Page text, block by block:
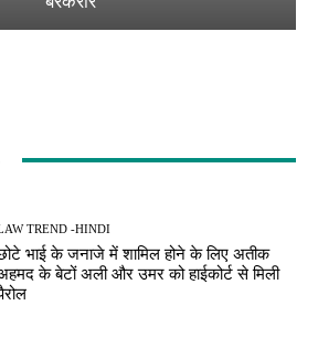
TREND -HINDI
भाई के जनाजे में शामिल होने के लिए अतीक
के बेटों अली और उमर को हाईकोर्ट से मिली